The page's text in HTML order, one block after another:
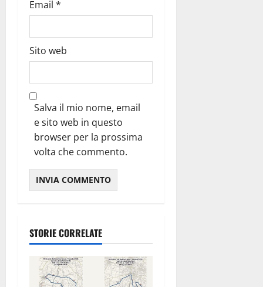
Email *
Sito web
Salva il mio nome, email
e sito web in questo
browser per la prossima
volta che commento.
STORIE CORRELATE